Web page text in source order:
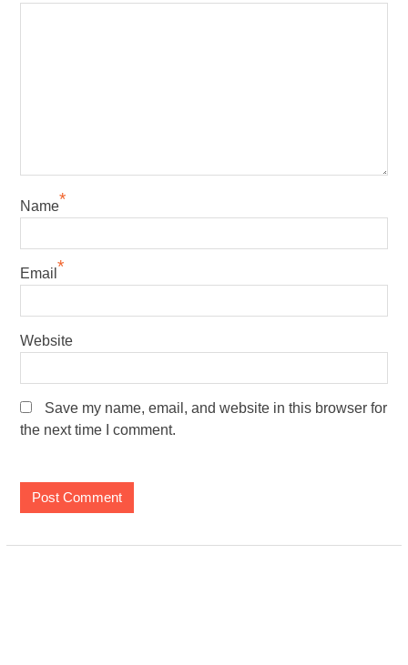
Name*
Email *
Website
Save my name, email, and website in this browser for
the next time I comment.